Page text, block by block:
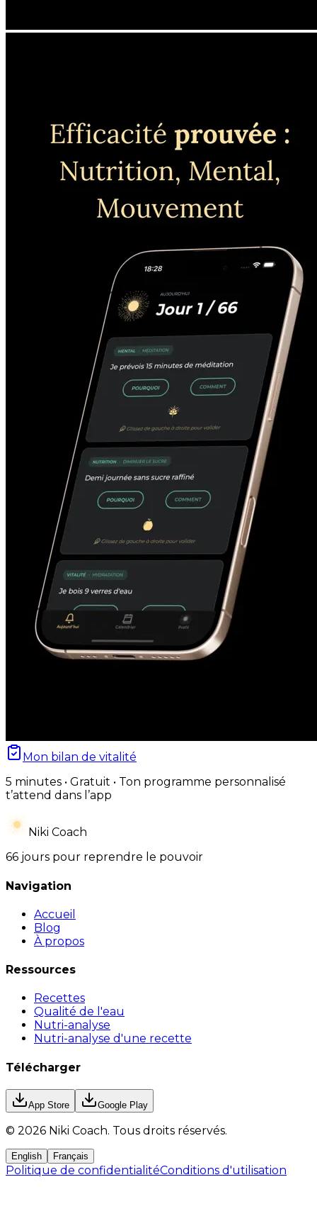
Mon bilan de vitalité
5 minutes • Gratuit • Ton programme personnalisé
t’attend dans l’app
Niki Coach
66 jours pour reprendre le pouvoir
Navigation
Accueil
Blog
À propos
Ressources
Recettes
Qualité de l'eau
Nutri-analyse
Nutri-analyse d'une recette
Télécharger
App Store Google Play
© 2026 Niki Coach. Tous droits réservés.
English Français
Politique de confidentialitéConditions d'utilisation